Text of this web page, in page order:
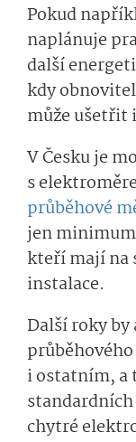
Pokud
naplánuje
další
kdy
může ušetřit
V Česku je
s
průběhové
jen
kteří mají na
instalace.
Další roky
i ostatním, a
chytré